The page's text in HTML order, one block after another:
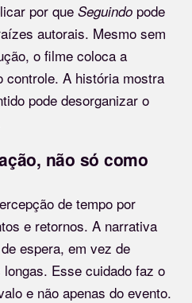
por que Seguindo pode
autorais. Mesmo sem
o filme coloca a
controle. A história mostra
pode desorganizar o
não só como
de tempo por
e retornos. A narrativa
espera, em vez de
Esse cuidado faz o
e não apenas do evento.